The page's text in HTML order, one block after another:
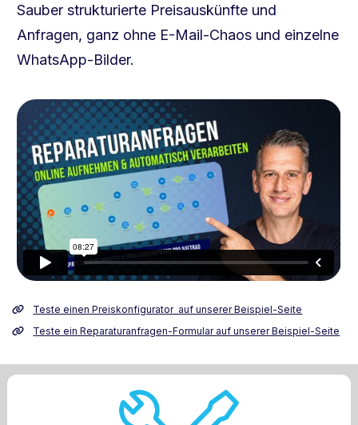
Sauber strukturierte Preisauskünfte und
Anfragen, ganz ohne E-Mail-Chaos und einzelne
WhatsApp-Bilder.
Teste einen Preiskonfigurator  auf unserer Beispiel-Seite
Teste ein Reparaturanfragen-Formular auf unserer Beispiel-Seite